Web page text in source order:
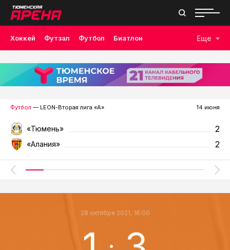
Хоккей Футзал Футбол Биатлон
Лыжные гонки Волейбол Плавание Дзюдо
Скалолазание Велоспорт Бокс
Еще
Футбол — LEON-Вторая лига «А» 14 июня
«Тюмень» 2
«Алания» 2
28 октября 2021, 16:00